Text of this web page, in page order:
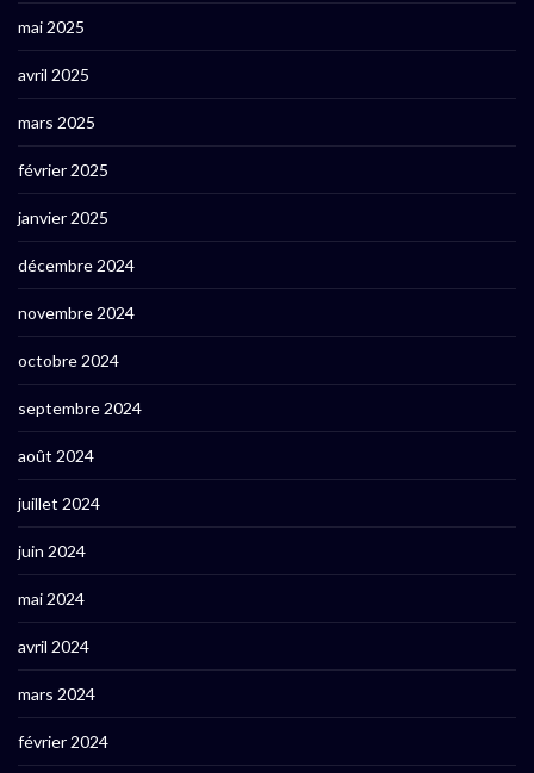
mai 2025
avril 2025
mars 2025
février 2025
janvier 2025
décembre 2024
novembre 2024
octobre 2024
septembre 2024
août 2024
juillet 2024
juin 2024
mai 2024
avril 2024
mars 2024
février 2024